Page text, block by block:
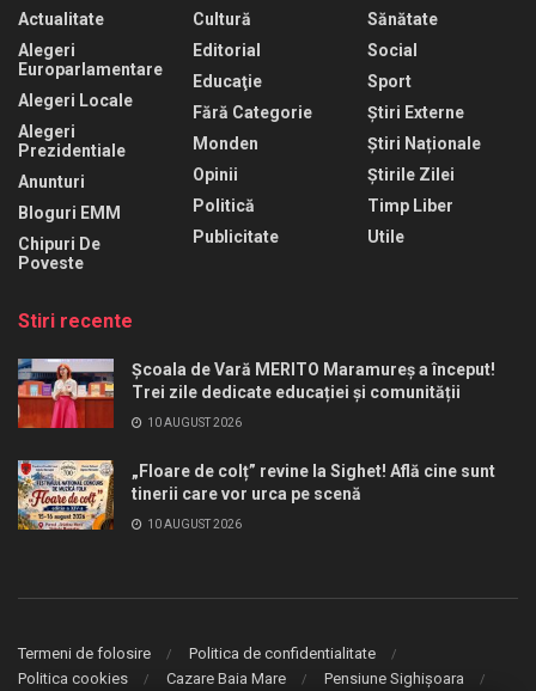
Actualitate
Alegeri
Europarlamentare
Alegeri Locale
Alegeri
Prezidentiale
Anunturi
Bloguri EMM
Chipuri De
Poveste
Cultură
Editorial
Educaţie
Fără Categorie
Monden
Opinii
Politică
Publicitate
Sănătate
Social
Sport
Știri Externe
Știri Naționale
Știrile Zilei
Timp Liber
Utile
Stiri recente
Școala de Vară MERITO Maramureș a început!
Trei zile dedicate educației și comunității
10 AUGUST 2026
„Floare de colț” revine la Sighet! Află cine sunt
tinerii care vor urca pe scenă
10 AUGUST 2026
Termeni de folosire
Politica de confidentialitate
Politica cookies
Cazare Baia Mare Pensiune Sighișoara